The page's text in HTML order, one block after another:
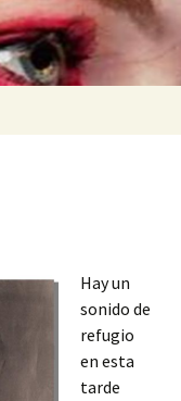
Hay un
sonido de
refugio
en esta
tarde